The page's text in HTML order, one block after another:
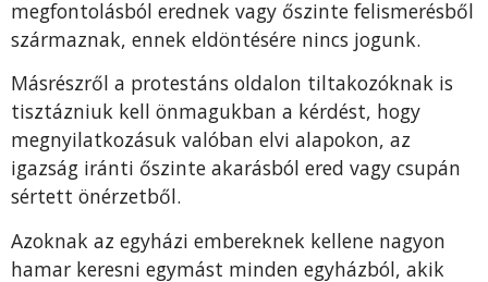
megfontolásból erednek vagy őszinte felismerésből
származnak, ennek eldöntésére nincs jogunk.
Másrészről a protestáns oldalon tiltakozóknak is
tisztázniuk kell önmagukban a kérdést, hogy
megnyilatkozásuk valóban elvi alapokon, az
igazság iránti őszinte akarásból ered vagy csupán
sértett önérzetből.
Azoknak az egyházi embereknek kellene nagyon
hamar keresni egymást minden egyházból, akik